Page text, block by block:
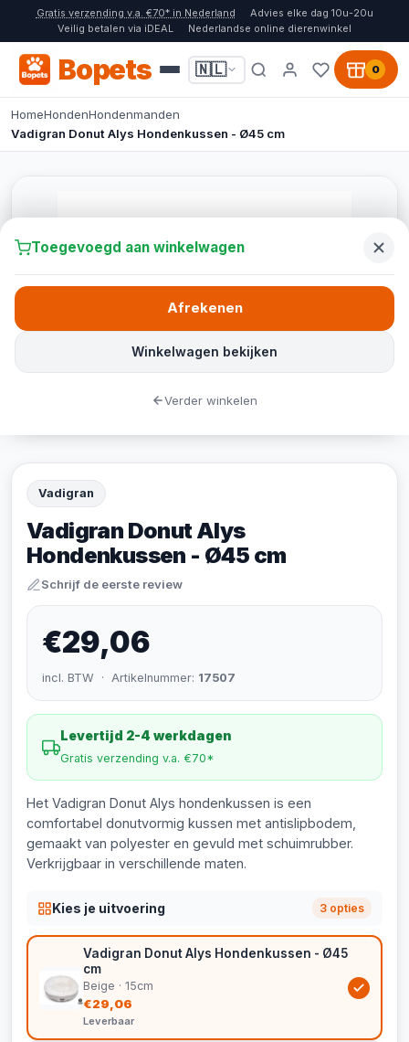
Gratis verzending v.a. €70* in Nederland
Advies elke dag 10u-20u
Veilig betalen via iDEAL
Nederlandse online dierenwinkel
Bopets 🇳🇱 0
HomeHondenHondenmanden
Vadigran Donut Alys Hondenkussen - Ø45 cm
Vadigran
Vadigran Donut Alys
Hondenkussen - Ø45 cm
Schrijf de eerste review
€29,06
incl. BTW · Artikelnummer: 17507
Levertijd 2-4 werkdagen
Gratis verzending v.a. €70*
Het Vadigran Donut Alys hondenkussen is een
comfortabel donutvormig kussen met antislipbodem,
gemaakt van polyester en gevuld met schuimrubber.
Verkrijgbaar in verschillende maten.
Kies je uitvoering 3 opties
Vadigran Donut Alys Hondenkussen - Ø45
cm
Beige · 15cm
€29,06
Leverbaar
Toegevoegd aan winkelwagen
Winkelwagen bekijken
Afrekenen
Verder winkelen